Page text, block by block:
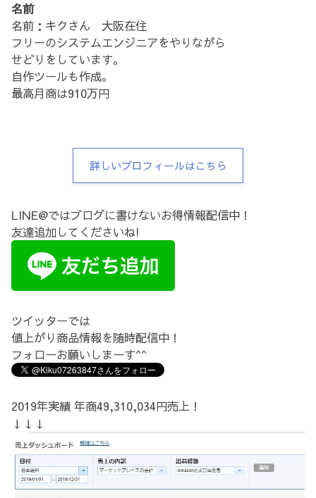
名前
名前：キクさん 大阪在住
フリーのシステムエンジニアをやりながら
せどりをしています。
自作ツールも作成。
最高月商は910万円
詳しいプロフィールはこちら
LINE@ではブログに書けないお得情報配信中！
友達追加してくださいね!
ツイッターでは
値上がり商品情報を随時配信中！
フォローお願いしまーす^^
2019年実績 年商49,310,034円売上！
↓↓↓